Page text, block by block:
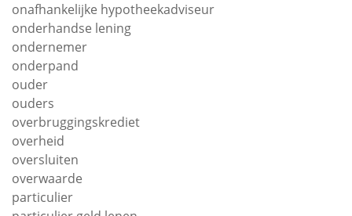
onafhankelijke hypotheekadviseur
onderhandse lening
ondernemer
onderpand
ouder
ouders
overbruggingskrediet
overheid
oversluiten
overwaarde
particulier